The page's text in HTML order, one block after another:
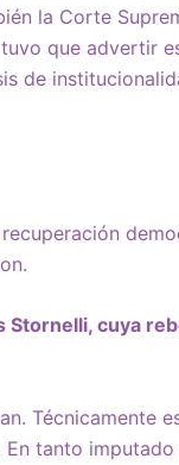
la Corte
que advertir
de
Stornelli, cuya
Técnicamente
tanto